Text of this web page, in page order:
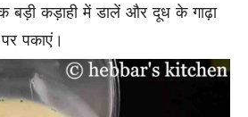
बड़ी कड़ाही में डालें और दूध के गाढ़ा
पकाएं।